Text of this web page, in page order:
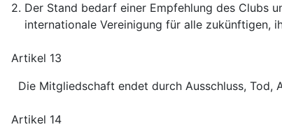
2. Der Stand bedarf einer Empfehlung des Clubs
internationale Vereinigung für alle zukünftigen,
Artikel 13
Die Mitgliedschaft endet durch Ausschluss,
Artikel 14